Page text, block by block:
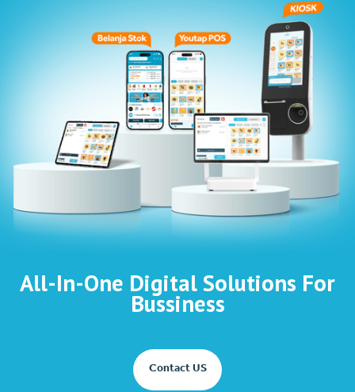
All-In-One Digital Solutions For
Bussiness
Contact US